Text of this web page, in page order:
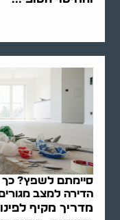
סיימתם לשפץ? כך
הדירה למצב
מדריך מקיף